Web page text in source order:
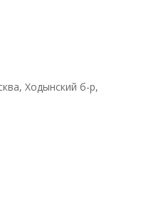
Ходынский б-р,